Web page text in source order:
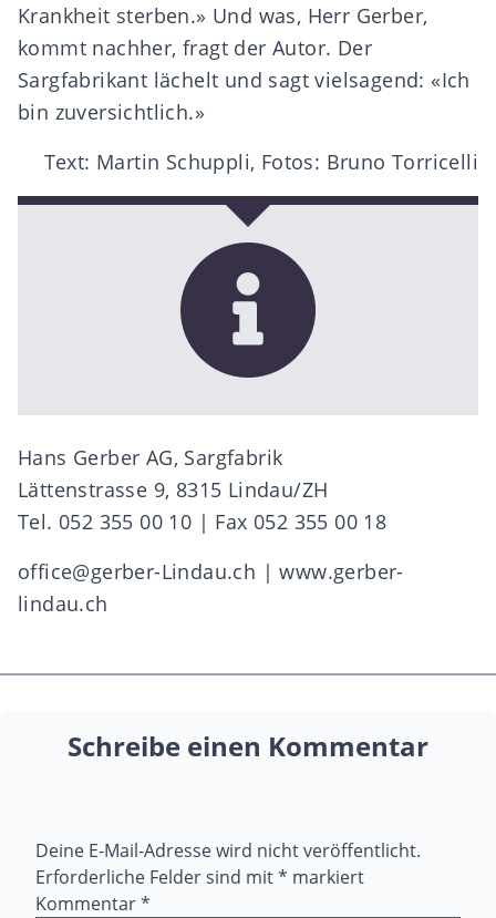
Krankheit sterben.» Und was, Herr Gerber,
kommt nachher, fragt der Autor. Der
Sargfabrikant lächelt und sagt vielsagend: «Ich
bin zuversichtlich.»
Text: Martin Schuppli, Fotos: Bruno Torricelli
Hans Gerber AG, Sargfabrik
Lättenstrasse 9, 8315 Lindau/ZH
Tel. 052 355 00 10 | Fax 052 355 00 18
office@gerber-Lindau.ch |www.gerber-
lindau.ch
Schreibe einen Kommentar
Deine E-Mail-Adresse wird nicht veröffentlicht.
Erforderliche Felder sind mit* markiert
Kommentar*